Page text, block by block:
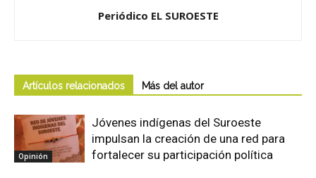
Periódico EL SUROESTE
Artículos relacionados Más del autor
Opinión
Jóvenes indígenas del Suroeste
impulsan la creación de una red para
fortalecer su participación política